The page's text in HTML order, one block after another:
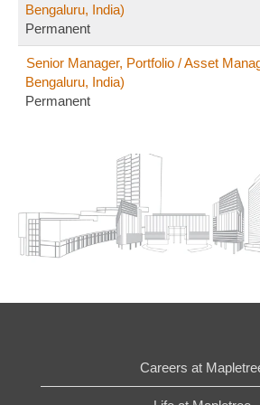
tài sản thành
bất động sản
sinh lợi cao.
Bengaluru, India)
Permanent
Senior Manager, Portfolio / Asset
Bengaluru, India)
Permanent
Careers at